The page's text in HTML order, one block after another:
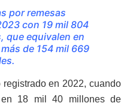
por remesas
con 19 mil 804
que equivalen en
de 154 mil 669
en 2022, cuando
18 mil 40 millones de